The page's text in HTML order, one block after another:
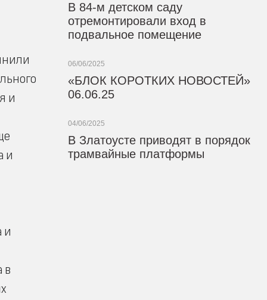
и
и
и
в
В 84-м детском саду
отремонтировали вход в
подвальное помещение
06/06/2025
«БЛОК КОРОТКИХ НОВОСТЕЙ»
06.06.25
04/06/2025
В Златоусте приводят в порядок
трамвайные платформы